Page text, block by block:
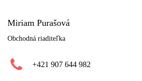
Miriam Purašová
Obchodná riaditeľka
+421 907 644 982